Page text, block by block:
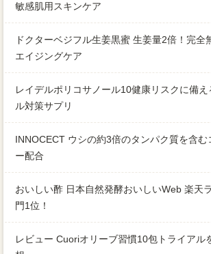
敏感肌用スキンケア
ドクターベジフル生姜黒蜜 生姜量2倍！完全
エイジングケア
レイデルポリコサノール10健康リスクに備
ル対策サプリ
INNOCECT ウシの約3倍のタンパク質を含む
ー配合
おいしい酢 日本自然発酵おいしいWeb 楽天
門1位！
レビュー Cuoriオリーブ習慣10包トライアル